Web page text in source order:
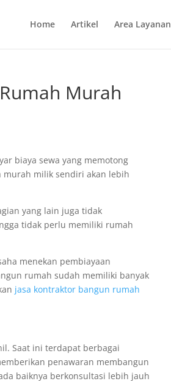
Home Artikel Area Layanan
Murah
biaya sewa yang memotong
murah milik sendiri akan lebih
yang lain juga tidak
tidak perlu memiliki rumah
menekan pembiayaan
rumah sudah memiliki banyak
jasa kontraktor bangun rumah
Saat ini terdapat berbagai
penawaran membangun
baiknya berkonsultasi lebih jauh